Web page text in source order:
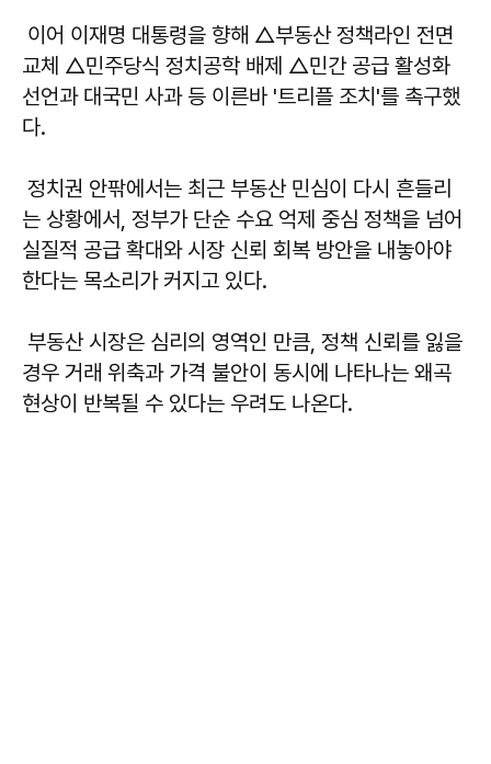
이어 이재명 대통령을 향해 △부동산 정책라인 전면
교체 △민주당식 정치공학 배제 △민간 공급 활성화
선언과 대국민 사과 등 이른바 '트리플 조치'를 촉구했
다.
정치권 안팎에서는 최근 부동산 민심이 다시 흔들리
는 상황에서, 정부가 단순 수요 억제 중심 정책을 넘어
실질적 공급 확대와 시장 신뢰 회복 방안을 내놓아야
한다는 목소리가 커지고 있다.
부동산 시장은 심리의 영역인 만큼, 정책 신뢰를 잃을
경우 거래 위축과 가격 불안이 동시에 나타나는 왜곡
현상이 반복될 수 있다는 우려도 나온다.